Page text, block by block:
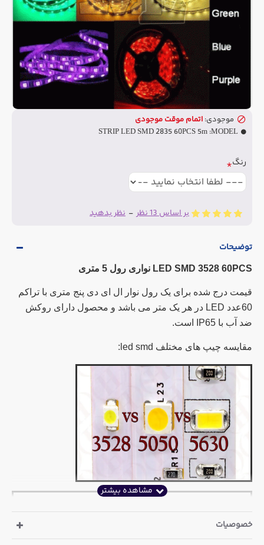
بر اساس 13 نظر - نظر بدهید
موجودی: اتمام موقت موجودی
MODEL:
STRIP LED SMD 2835 60PCS 5m
رنگ
توضیحات
LED SMD 3528 60PCS نواری رول 5 متری
قیمت درج شده برای یک رول نوار ال ای دی پنج متری با تراکم
60عدد LED در هر یک متر می باشد و محصول دارای روکش
ضد آب با IP65 است.
مقایسه چیپ های مختلف led smd:
خصوصیات